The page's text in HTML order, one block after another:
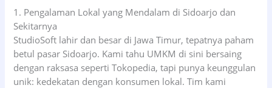
1. Pengalaman Lokal yang Mendalam di Sidoarjo dan
Sekitarnya
StudioSoft lahir dan besar di Jawa Timur, tepatnya paham
betul pasar Sidoarjo. Kami tahu UMKM di sini bersaing
dengan raksasa seperti Tokopedia, tapi punya keunggulan
unik: kedekatan dengan konsumen lokal. Tim kami